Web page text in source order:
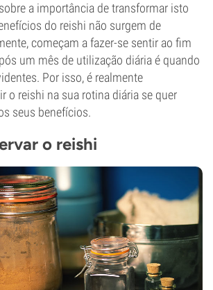
a importância de transformar isto
do reishi não surgem de
começam a fazer-se sentir ao fim
um mês de utilização diária é quando
Por isso, é realmente
o reishi na sua rotina diária se quer
seus benefícios.
o reishi